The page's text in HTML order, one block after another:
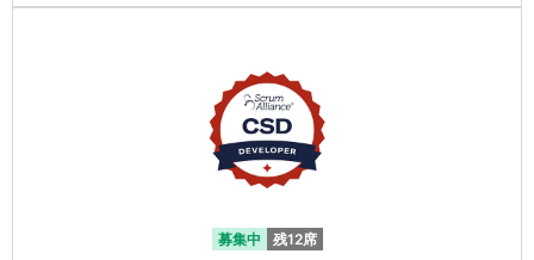
募集中 残12席